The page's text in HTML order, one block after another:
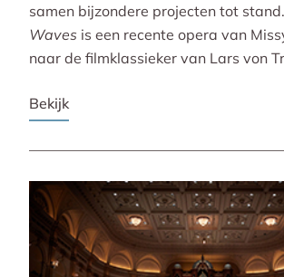
samen bijzondere projecten tot stand.
Waves is een recente opera van
naar de filmklassieker van Lars von
met live muziek van Caroline Shaw
Bekijk